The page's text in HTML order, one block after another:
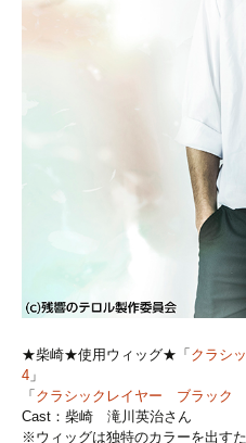
★柴崎★使用ウィッグ★「 クラシ
4 」
「 クラシックレイヤー ブラック
Cast：柴崎 滝川英治さん
※ウィッグは独特のカラーを出す